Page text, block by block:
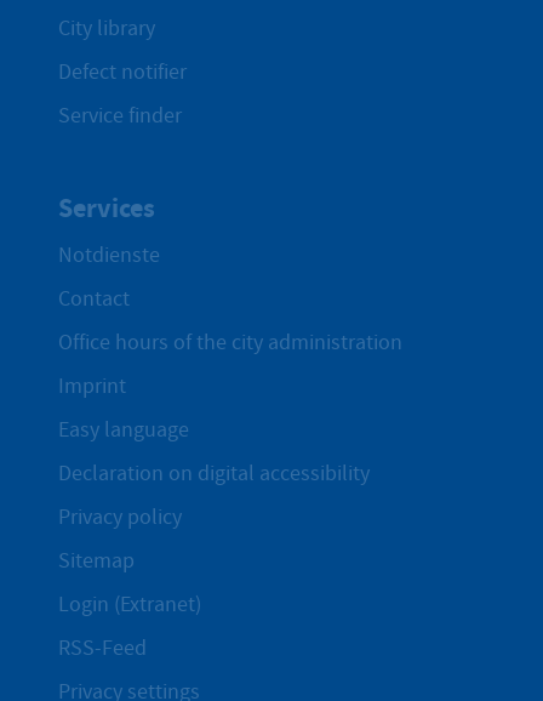
City library
Defect notifier
Service finder
Services
Notdienste
Contact
Office hours of the city administration
Imprint
Easy language
Declaration on digital accessibility
Privacy policy
Sitemap
Login (Extranet)
RSS-Feed
Privacy settings